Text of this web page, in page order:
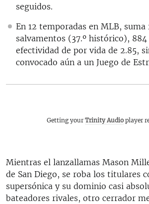
seguidos.
En 12 temporadas en MLB, suma
salvamentos (37.º histórico), 884
efectividad de por vida de 2.85,
convocado aún a un Juego de
Getting yourTrinity Audio player
Mientras el lanzallamas Mason
de San Diego, se roba los titulares
supersónica y su dominio casi
bateadores rivales, otro cerrador